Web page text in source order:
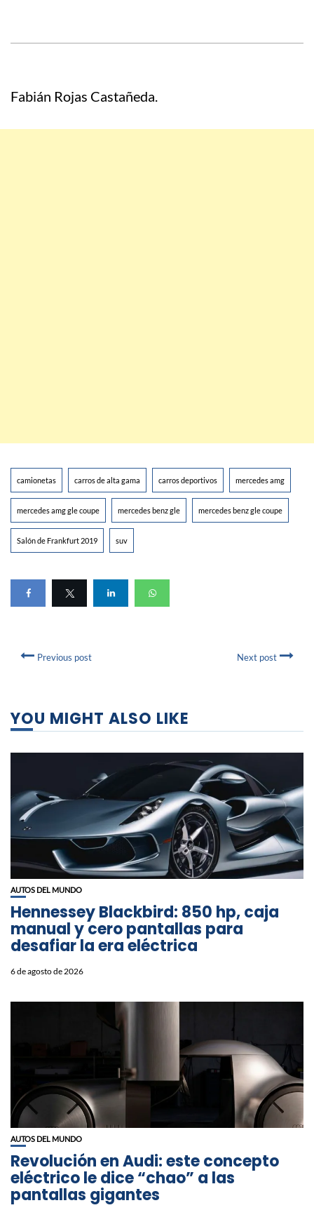
Fabián Rojas Castañeda.
camionetas carros de alta gama carros deportivos mercedes amg
mercedes amg gle coupe mercedes benz gle mercedes benz gle coupe
Salón de Frankfurt 2019 suv
Previous post Next post
YOU MIGHT ALSO LIKE
AUTOS DEL MUNDO
Hennessey Blackbird: 850 hp, caja
manual y cero pantallas para
desafiar la era eléctrica
6 de agosto de 2026
AUTOS DEL MUNDO
Revolución en Audi: este concepto
eléctrico le dice “chao” a las
pantallas gigantes